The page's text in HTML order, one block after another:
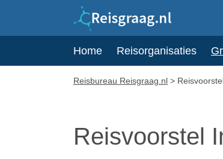
Home Reisorganisaties
Reisbureau Reisgraag.nl >
Reisvoorstel